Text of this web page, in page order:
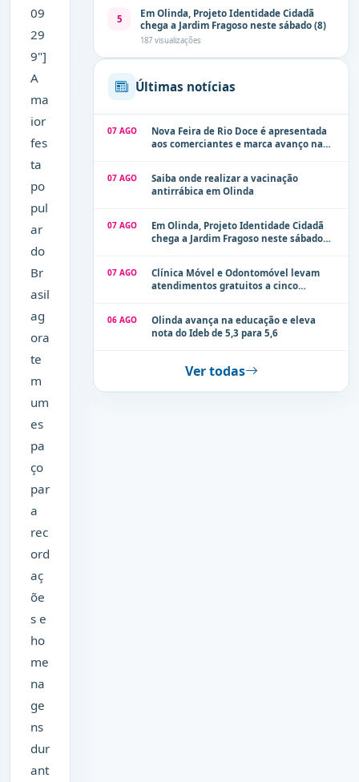
09
29
9"]
A
ma
ior
fes
ta
po
pul
ar
do
Br
asil
ag
ora
te
m
um
es
pa
ço
par
a
rec
ord
aç
õe
s e
ho
me
na
ge
ns
dur
ant
5
Em Olinda, Projeto Identidade Cidadã
chega a Jardim Fragoso neste sábado (8)
187 visualizações
Últimas notícias
07 AGO
Nova Feira de Rio Doce é apresentada
aos comerciantes e marca avanço na
07 AGO
Saiba onde realizar a vacinação
antirrábica em Olinda
07 AGO
Em Olinda, Projeto Identidade Cidadã
chega a Jardim Fragoso neste sábado
07 AGO
Clínica Móvel e Odontomóvel levam
atendimentos gratuitos a cinco
06 AGO
Olinda avança na educação e eleva
nota do Ideb de 5,3 para 5,6
Ver todas